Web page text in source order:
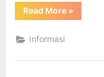
Read More
AS
»
Informasi